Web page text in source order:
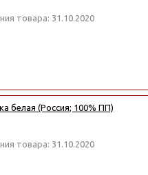
товара: 31.10.2020
белая (Россия; 100% ПП)
товара: 31.10.2020